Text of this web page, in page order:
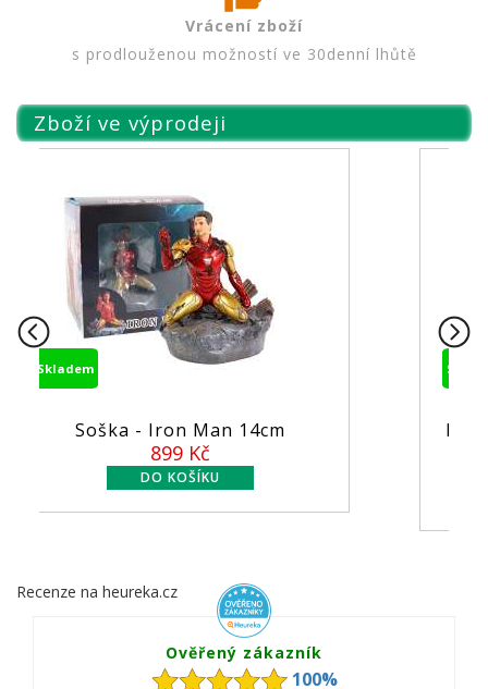
Vrácení zboží
s prodlouženou možností ve 30denní lhůtě
Zboží ve výprodeji
Skladem
Figurka MCFarlane - DC Comics
Recenze na heureka.cz
Ověřený zákazník
100%